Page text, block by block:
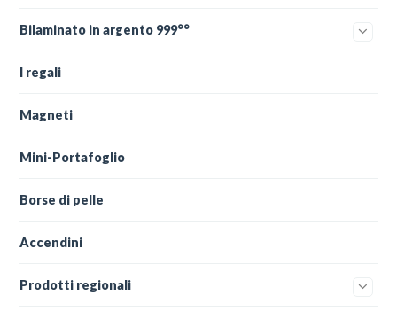
Bilaminato in argento 999°°
I regali
Magneti
Mini-Portafoglio
Borse di pelle
Accendini
Prodotti regionali